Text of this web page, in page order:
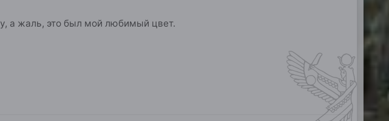
а жаль, это был мой любимый цвет.